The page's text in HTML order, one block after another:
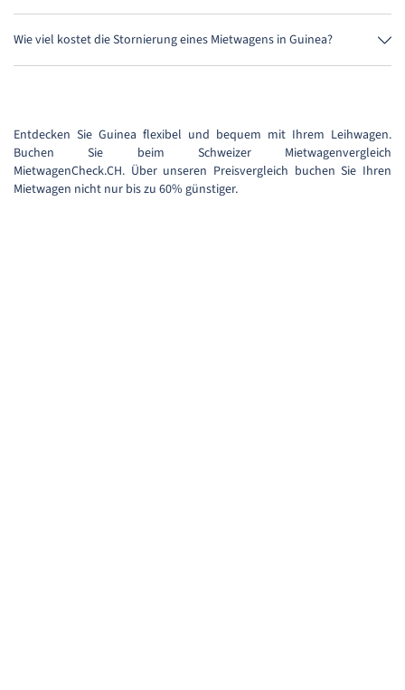
Entdecken Sie Guinea flexibel und bequem mit Ihrem Leihwagen.
Buchen Sie beim Schweizer Mietwagenvergleich
MietwagenCheck.CH. Über unseren Preisvergleich buchen Sie Ihren
Mietwagen nicht nur bis zu 60% günstiger.
Wie viel kostet die Stornierung eines Mietwagens in Guinea?
Bis 24 Stunden vor Anmietung kostet die Stornierung während der